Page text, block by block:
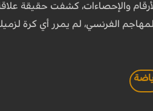
والإحصاءات، كشفت حقيقة
الفرنسي، لم يمرر أي كرة